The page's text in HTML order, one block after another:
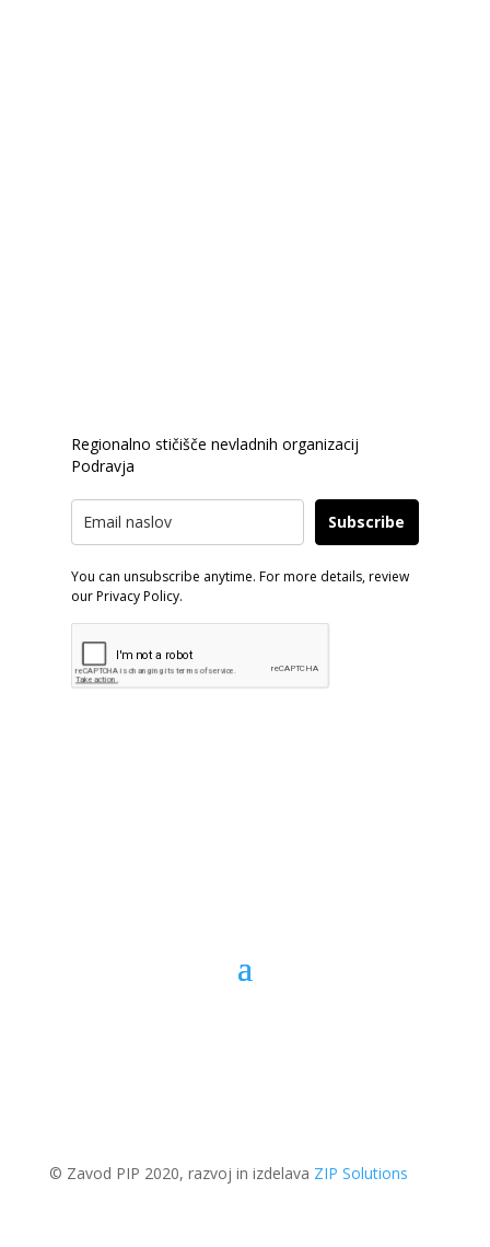
Regionalno stičišče nevladnih organizacij
Podravja
Subscribe
You can unsubscribe anytime. For more details, review
our Privacy Policy.
© Zavod PIP 2020, razvoj in izdelava ZIP Solutions